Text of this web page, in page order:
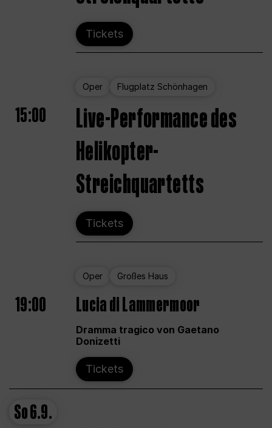
Tickets
Oper Flugplatz Schönhagen
15:00
Live-Performance des
Helikopter-
Streichquartetts
Tickets
Oper Großes Haus
19:00 Lucia di Lammermoor
Dramma tragico von Gaetano
Donizetti
Tickets
So6.9.